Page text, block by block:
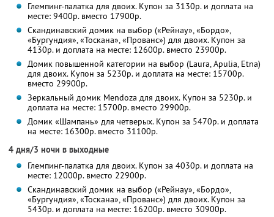
Глемпинг-палатка для двоих. Купон за 3130р. и доплата на
месте: 9400р. вместо 17900р.
Скандинавский домик на выбор («Рейнау», «Бордо»,
«Бургундия», «Тоскана», «Прованс») для двоих. Купон за
4130р. и доплата на месте: 12600р. вместо 23900р.
Домик повышенной категории на выбор (Laura, Apulia, Etna)
для двоих. Купон за 5230р. и доплата на месте: 15700р.
вместо 29900р.
Зеркальный домик Mendoza для двоих. Купон за 5230р. и
доплата на месте: 15700р. вместо 29900р.
Домик «Шампань» для четверых. Купон за 5470р. и доплата
на месте: 16300р. вместо 31100р.
4 дня/3 ночи в выходные
Глемпинг-палатка для двоих. Купон за 4030р. и доплата на
месте: 12000р. вместо 22900р.
Скандинавский домик на выбор («Рейнау», «Бордо»,
«Бургундия», «Тоскана», «Прованс») для двоих. Купон за
5430р. и доплата на месте: 16200р. вместо 30900р.